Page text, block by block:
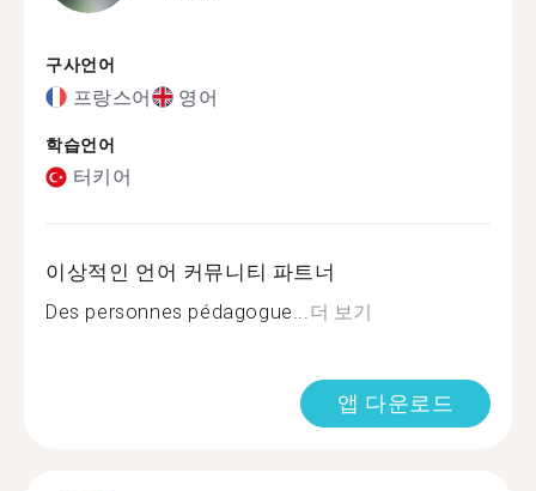
구사언어
프랑스어 영어
학습언어
터키어
이상적인 언어 커뮤니티 파트너
Des personnes pédagogue...더 보기
앱 다운로드